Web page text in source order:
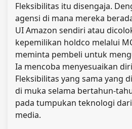
Fleksibilitas itu disengaja.
agensi di mana mereka
UI Amazon sendiri atau
kepemilikan holdco melalui
meminta pembeli untuk
Ia mencoba menyesuaikan
Fleksibilitas yang sama yang
di muka selama bertahun-
pada tumpukan teknologi
media.